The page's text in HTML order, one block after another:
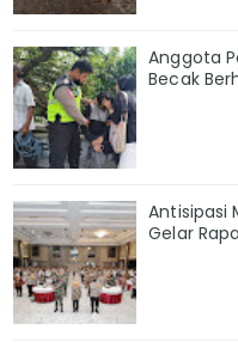
Anggota
Becak
Antisipasi
Gelar